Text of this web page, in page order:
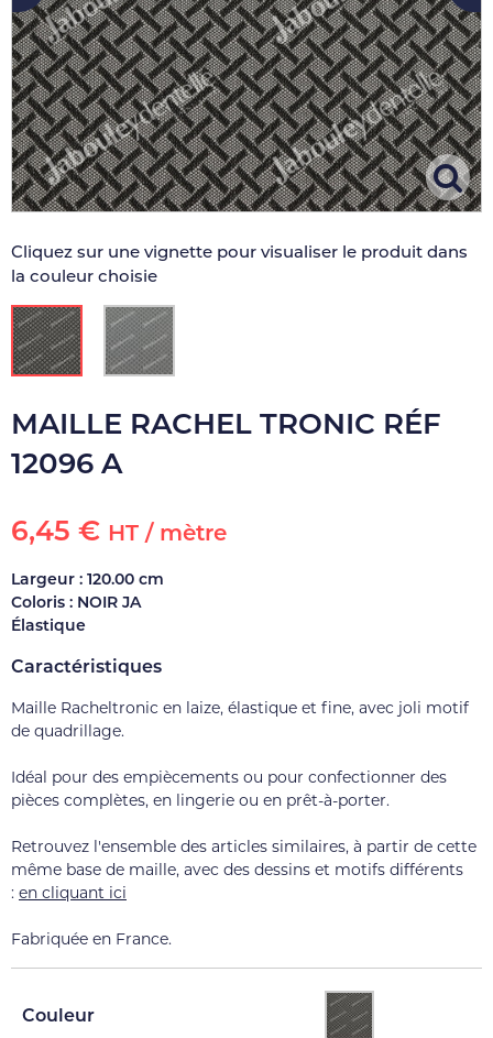
Cliquez sur une vignette pour visualiser le produit dans
la couleur choisie
MAILLE RACHEL TRONIC RÉF
12096 A
6,45 € HT / mètre
Largeur : 120.00 cm
Coloris : NOIR JA
Élastique
Caractéristiques
Maille Racheltronic en laize, élastique et fine, avec joli motif
de quadrillage.
Idéal pour des empiècements ou pour confectionner des
pièces complètes, en lingerie ou en prêt-à-porter.
Retrouvez l'ensemble des articles similaires, à partir de cette
même base de maille, avec des dessins et motifs différents
: en cliquant ici
Fabriquée en France.
Couleur